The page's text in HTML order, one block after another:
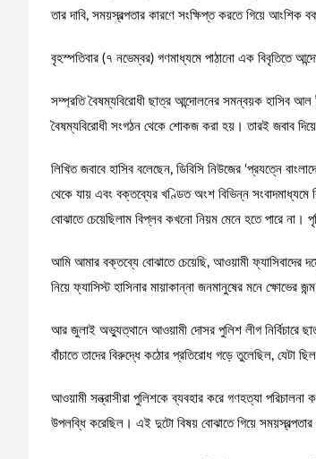
তার দাবি, সময়স্বল্পতার কারণে সংক্ষিপ্ত করতে গিয়ে আংশিক
বৃহস্পতিবার (৭ নভেম্বর) গণমাধ্যমে পাঠানো এক বিবৃতিতে
সম্প্রতি বৈষম্যবিরোধী ছাত্র আন্দোলনের সমন্বয়ক হাসিব
বৈষম্যবিরোধী সংগঠন থেকে শোকজ করা হয়। তারই জবাব
লিখিত জবাবে হাসিব বলেছেন, ডিবিসি নিউজের ‘প্রযত্নে
থেকে যায় এবং বক্তব্যের খণ্ডিত অংশ বিভিন্ন
বোঝাতে চেয়েছিলাম বিপ্লব কখনো নিয়ম মেনে হতে পারে না।
আমি আমার বক্তব্যে বোঝাতে চেয়েছি, আওয়ামী ফ্যাসিবাদের
নিয়ে ফ্যাসিস্ট হাসিনার মায়াকান্না জনমানুষের মনে ক্ষোভের
আর জুলাই অভ্যুত্থানে আওয়ামী দোসর পুলিশ লীগ নির্বিচারে
বাঁচাতে তাদের বিরুদ্ধে কঠোর প্রতিরোধ গড়ে তুলেছিল, যেটা
আওয়ামী সন্ত্রাসীরা পুলিশকে ব্যবহার করে গণহত্যা
উপলব্ধি করেছিল। এই দুটো বিষয় বোঝাতে গিয়ে